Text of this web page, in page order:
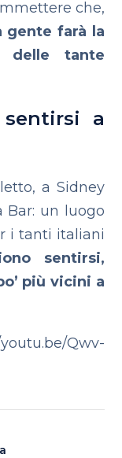
che,
gente farà la
delle tante
a
a Sidney
Bar: un luogo
i tanti italiani
sentirsi,
più vicini a
Qwv-